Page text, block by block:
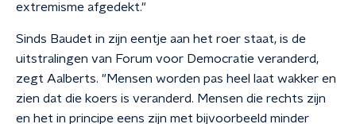
extremisme afgedekt."
Sinds Baudet in zijn eentje aan het roer staat, is de
uitstralingen van Forum voor Democratie veranderd,
zegt Aalberts. "Mensen worden pas heel laat wakker en
zien dat die koers is veranderd. Mensen die rechts zijn
en het in principe eens zijn met bijvoorbeeld minder